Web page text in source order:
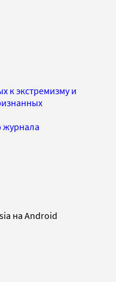
к экстремизму и
журнала
на Android